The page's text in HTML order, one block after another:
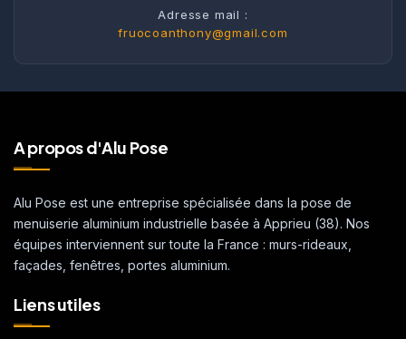
Adresse mail :
fruocoanthony@gmail.com
A propos d'Alu Pose
Alu Pose est une entreprise spécialisée dans la pose de
menuiserie aluminium industrielle basée à Apprieu (38). Nos
équipes interviennent sur toute la France : murs-rideaux,
façades, fenêtres, portes aluminium.
Liens utiles